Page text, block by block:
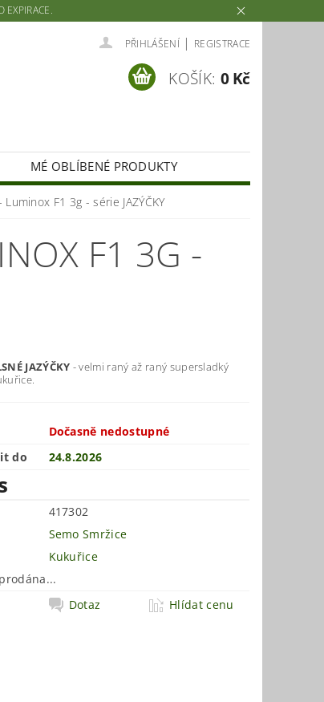
PŘIHLÁŠENÍ | REGISTRACE
KOŠÍK: 0 Kč
MÉ OBLÍBENÉ PRODUKTY
F1 3g - série JAZÝČKY
F1 3G -
JAZÝČKY - velmi raný až raný supersladký
Dočasně nedostupné
do
24.8.2026
417302
Semo Smržice
Kukuřice
Dotaz Hlídat cenu